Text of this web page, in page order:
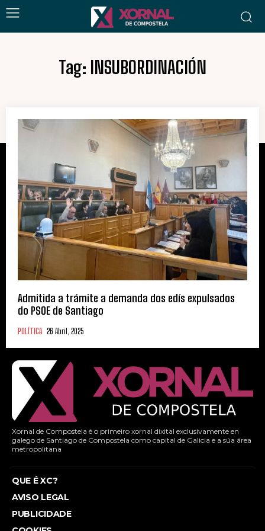
Tag: INSUBORDINACIÓN
Admitida a trámite a demanda dos edís expulsados
do PSOE de Santiago
POLÍTICA 26 Abril, 2025
Xornal de Compostela é o primeiro xornal dixital exclusivamente en
galego de Santiago de Compostela como capital de Galicia e a súa área
metropolitana
QUE É XC?
AVISO LEGAL
PUBLICIDADE